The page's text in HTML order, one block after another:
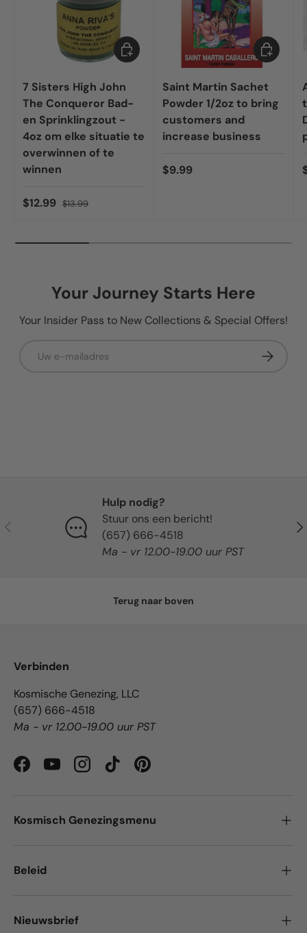
7 Sisters High John
The Conqueror Bad-
en Sprinklingzout -
4oz om elke situatie te
overwinnen of te
winnen
$12.99 $13.99
Toevoegen aan winkelwagen
Saint Martin Sachet
Powder 1/2oz to bring
customers and
increase business
$9.99
Your Journey Starts Here
Your Insider Pass to New Collections & Special Offers!
Abonneer
Vorige
Hulp nodig?
Stuur ons een bericht!
(657) 666-4518
Ma - vr 12.00-19.00 uur PST
Terug naar boven
Verbinden
Kosmische Genezing, LLC
(657) 666-4518
Ma - vr 12.00-19.00 uur PST
FacebookYouTubeInstagramTikTokPinterest
Kosmisch Genezingsmenu
Beleid
Nieuwsbrief